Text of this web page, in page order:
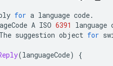
for a language code.
A ISO 6391 language
The suggestion object for
(languageCode)
{